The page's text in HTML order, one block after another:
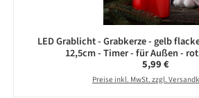
LED Grablicht - Grabkerze - gelb
12,5cm - Timer - für Außen -
Regulärer Preis:
5,99 €
Preise inkl. MwSt. zzgl.